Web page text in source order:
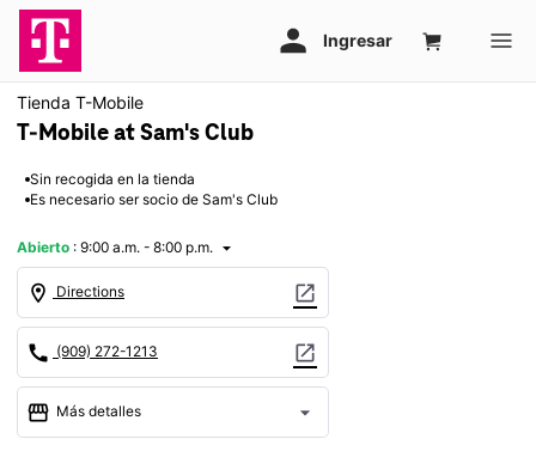
Tienda T-Mobile
T-Mobile at Sam's Club
Sin recogida en la tienda
Es necesario ser socio de Sam's Club
Abierto : 9:00 a.m. - 8:00 p.m. arrow_drop_down
location_on Directions open_in_new
call (909) 272-1213 open_in_new
storefront Más detalles arrow_drop_down